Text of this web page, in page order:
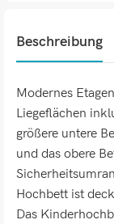
Beschreibung
Modernes
Liegeflächen
größere untere
und das obere
Hochbett ist
Das